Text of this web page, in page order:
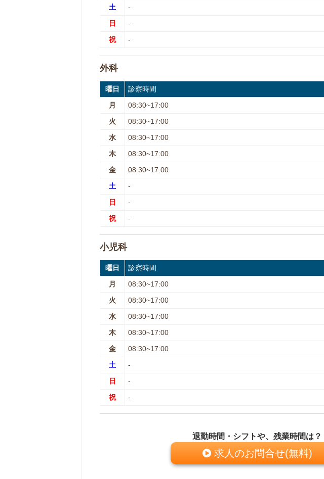
土
-
日
-
祝
-
外科
曜日
診察時間
月
08:30~17:00
火
08:30~17:00
水
08:30~17:00
木
08:30~17:00
金
08:30~17:00
土
-
日
-
祝
-
小児科
曜日
診察時間
月
08:30~17:00
火
08:30~17:00
水
08:30~17:00
木
08:30~17:00
金
08:30~17:00
土
-
日
-
祝
-
退勤時間・シフトや、残業時間は？
求人のお問合せ(無料)